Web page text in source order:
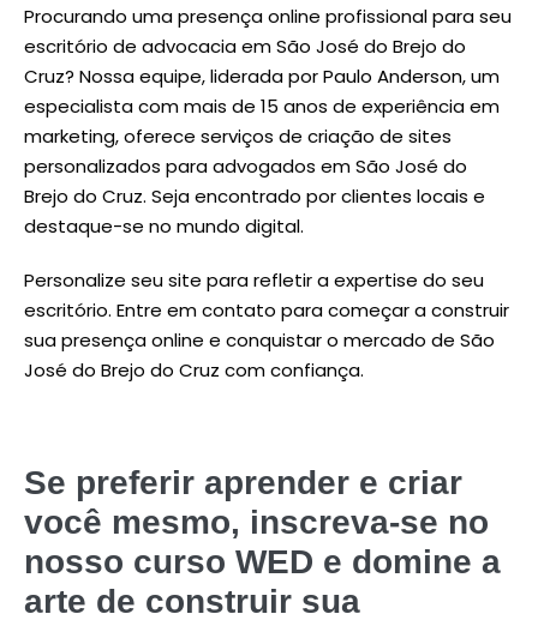
Procurando uma presença online profissional para seu
escritório de advocacia em São José do Brejo do
Cruz? Nossa equipe, liderada porPaulo Anderson, um
especialista com mais de 15 anos de experiência em
marketing, oferece serviços de criação de sites
personalizados para advogados em São José do
Brejo do Cruz. Seja encontrado por clientes locais e
destaque-se no mundo digital.
Personalize seu site para refletir a expertise do seu
escritório. Entre em contato para começar a construir
sua presença online e conquistar o mercado de São
José do Brejo do Cruz com confiança.
Se preferir aprender e criar
você mesmo, inscreva-se no
nosso curso WED e domine a
arte de construir sua